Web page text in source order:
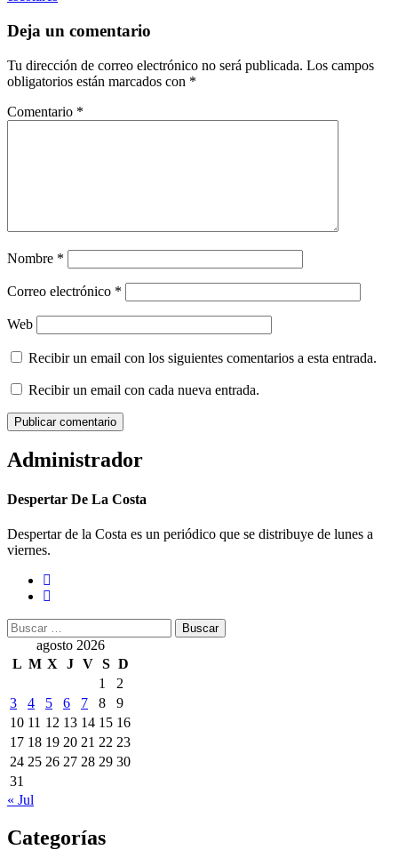
Deja un comentario
Tu dirección de correo electrónico no será publicada. Los campos
obligatorios están marcados con *
Comentario *
Nombre *
Correo electrónico *
Web
Recibir un email con los siguientes comentarios a esta entrada.
Recibir un email con cada nueva entrada.
Administrador
Despertar De La Costa
Despertar de la Costa es un periódico que se distribuye de lunes a
viernes.
Buscar:
agosto 2026
L M X J V S D
1
2
3
4 5 6 7 8
9
10 11 12 13 14 15 16
17 18 19 20 21 22 23
24 25 26 27 28 29 30
31
« Jul
Categorías